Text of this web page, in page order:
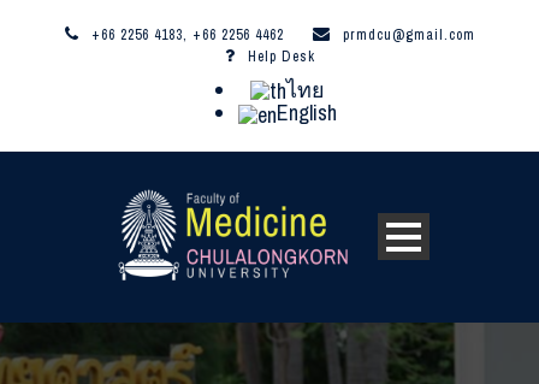
+66 2256 4183, +66 2256 4462
prmdcu@gmail.com
Help Desk
ไทย
English